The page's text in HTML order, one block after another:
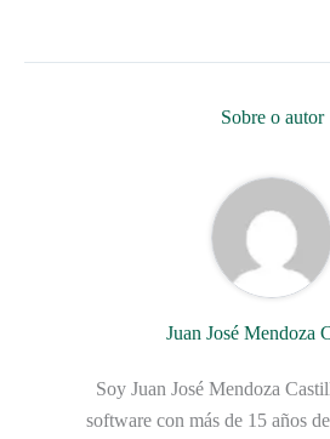
Sobre o autor
Juan José Mendoza
Soy Juan José Mendoza
software con más de 15 años